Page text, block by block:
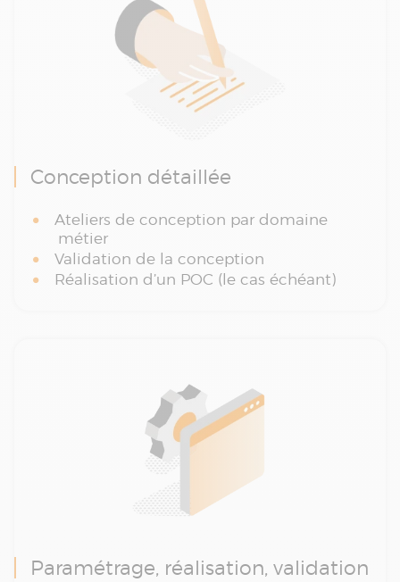
Conception détaillée
Ateliers de conception par domaine
métier
Validation de la conception
Réalisation d’un POC (le cas échéant)
Paramétrage, réalisation, validation